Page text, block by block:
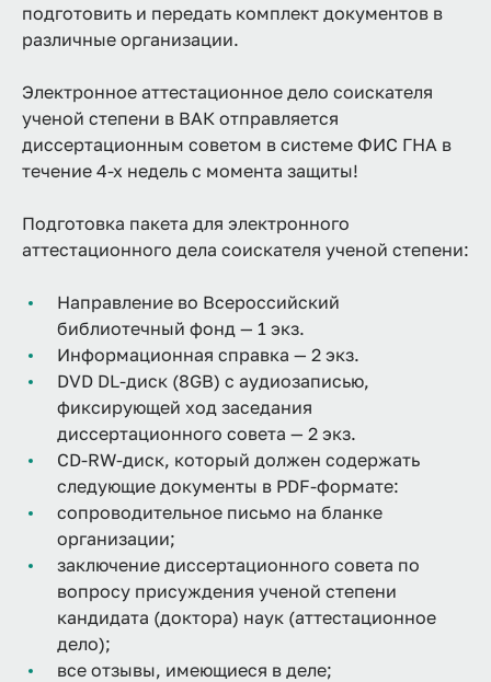
подготовить и передать комплект документов в
различные организации.
Электронное аттестационное дело соискателя
ученой степени в ВАК отправляется
диссертационным советом в системе ФИС ГНА в
течение 4-х недель с момента защиты!
Подготовка пакета для электронного
аттестационного дела соискателя ученой степени:
Направление во Всероссийский
библиотечный фонд — 1 экз.
Информационная справка — 2 экз.
DVD DL-диск (8GB) c аудиозаписью,
фиксирующей ход заседания
диссертационного совета — 2 экз.
CD-RW-диск, который должен содержать
следующие документы в PDF-формате:
сопроводительное письмо на бланке
организации;
заключение диссертационного совета по
вопросу присуждения ученой степени
кандидата (доктора) наук (аттестационное
дело);
все отзывы, имеющиеся в деле;